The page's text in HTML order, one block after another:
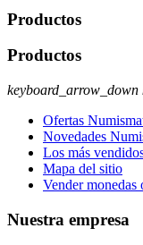
Productos
Productos
keyboard_arrow_down
Ofertas
Novedades
Los más
Mapa del sitio
Vender monedas
Nuestra empresa